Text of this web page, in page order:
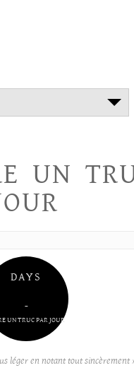
UN
DAYS
–
UN TRUC PAR JOUR
léger en notant tout sincèrement